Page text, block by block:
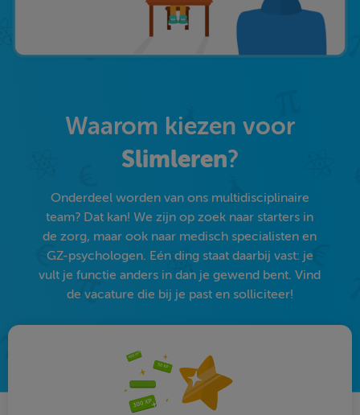
Waarom kiezen voor
Slimleren?
Onderdeel worden van ons multidisciplinaire
team? Dat kan! We zijn op zoek naar starters in
de zorg, maar ook naar medisch specialisten en
GZ-psychologen. Eén ding staat daarbij vast: je
vult je functie anders in dan je gewend bent. Vind
de vacature die bij je past en solliciteer!